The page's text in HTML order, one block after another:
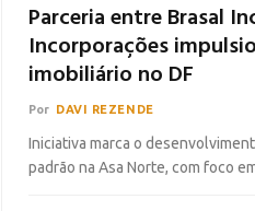
Parceria entre Brasal
Incorporações
imobiliário no DF
Por DAVI REZENDE
Iniciativa marca o
padrão na Asa Norte, com foco